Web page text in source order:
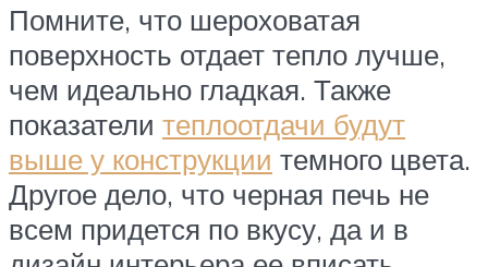
Помните, что шероховатая
поверхность отдает тепло лучше,
чем идеально гладкая. Также
показатели теплоотдачи будут
выше у конструкции темного цвета.
Другое дело, что черная печь не
всем придется по вкусу, да и в